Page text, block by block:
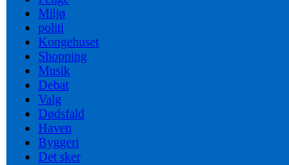
Miljø
politi
Kongehuset
Shopping
Musik
Debat
Valg
Dødsfald
Haven
Byggeri
Det sker